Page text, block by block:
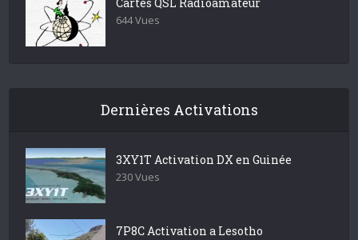
Cartes QSL Radioamateur
644 Vues
Dernières Activations
3XY1T Activation DX en Guinée
230 Vues
7P8C Activation a Lesotho